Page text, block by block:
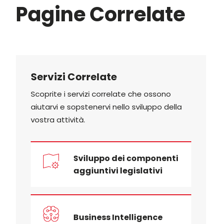
Pagine Correlate
Servizi Correlate
Scoprite i servizi correlate che ossono
aiutarvi e sopstenervi nello sviluppo della
vostra attività.
Sviluppo dei componenti
aggiuntivi legislativi
Business Intelligence